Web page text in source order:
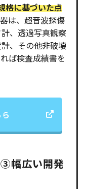
格に基づいた点
は、超音波探傷
、透過写真観察
、その他非破壊
ば検査成績書を
幅広い開発